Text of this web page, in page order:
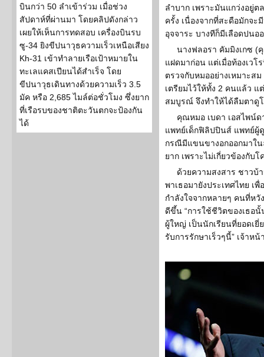
บินกว่า 50 ลำเข้าร่วม เมื่อช่วง
สัปดาห์ที่ผ่านมา โดยคลิปดังกล่าว
เผยให้เห็นการทดสอบ เครื่องบินรบ
ซู-34 ยิงขีปนาวุธความเร็วเหนือเสียง
Kh-31 เข้าทำลายเรือเป้าหมายใน
ทะเลแคสเปียนได้สำเร็จ โดย
ขีปนาวุธเดินทางด้วยความเร็ว 3.5
มัค หรือ 2,685 ไมล์ต่อชั่วโมง ซึ่งยาก
ที่เรือรบของชาติตะวันตกจะป้องกัน
ได้
ลำบาก เพราะมันแกว่งอยู่ต
ครั้ง เนื่องจากที่สะดือมักจ
อุจจาระ บางทีก็มีเลือดปนอ
นางฟลอรา คัมมิงเกซ (
แฝดมาก่อน แต่เมื่อท้องเวโ
ตรวจกับหมออย่างเหมาะส
เตรียมไว้ให้ทั้ง 2 คนแล้ว
สมบูรณ์ จึงทำให้ได้ลืมตาดู
คุณหมอ เบดา เอสไพน์
แพทย์เด็กฟิลิปปินส์ แพทย์ผู้
กรณีมีแขนขางอกออกมาใ
ยาก เพราะไม่เกี่ยวข้องกับ
ด้วยความสงสาร ชาวบ้
พาเธอมายังประเทศไทย เ
กำลังใจจากหลายๆ คนที่ห
ดีขึ้น “การใช้ชีวิตของเธอ
ผู้ใหญ่ เป็นนักเรียนที่ยอดเยี่
รับการรักษาเร็วๆนี้” เจ้าห